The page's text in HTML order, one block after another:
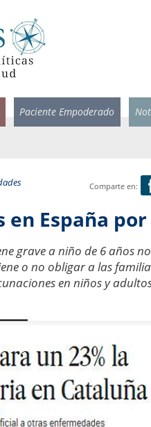
Paciente Empoderado
Comparte en:
en España
grave a niño de 6 años
o no obligar a las
en niños y
asistente de
San Sebastián
mañana
pandemia cuando